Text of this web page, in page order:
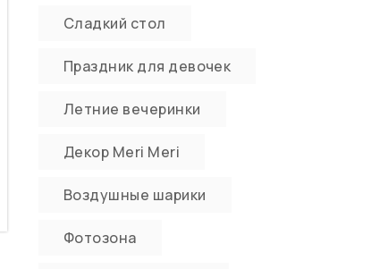
Сладкий стол
Праздник для девочек
Летние вечеринки
Декор Meri Meri
Воздушные шарики
Фотозона